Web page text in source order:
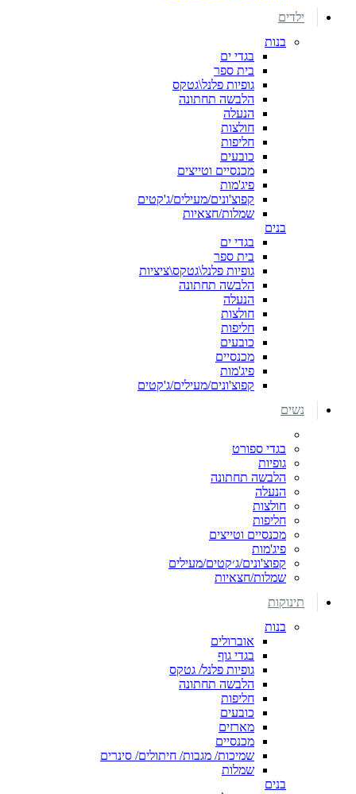
ילדים
בנות
בגדי ים
בית ספר
גופיות פלנל\גטקס
הלבשה תחתונה
הנעלה
חולצות
חליפות
כובעים
מכנסיים וטייצים
פיג'מות
קפוצ'ונים/מעילים/ג'קטים
שמלות/חצאיות
בנים
בגדי ים
בית ספר
גופיות פלנל\גטקס\ציציות
הלבשה תחתונה
הנעלה
חולצות
חליפות
כובעים
מכנסיים
פיג'מות
קפוצ'ונים/מעילים/ג'קטים
נשים
בגדי ספורט
גופיות
הלבשה תחתונה
הנעלה
חולצות
חליפות
מכנסיים וטייצים
פיג'מות
קפוצ'ונים/ג׳קטים/מעילים
שמלות/חצאיות
תינוקות
בנות
אוברולים
בגדי גוף
גופיות פלנל/ גטקס
הלבשה תחתונה
חליפות
כובעים
מארזים
מכנסיים
שמיכות/ מגבות/ חיתולים/ סינרים
שמלות
בנים